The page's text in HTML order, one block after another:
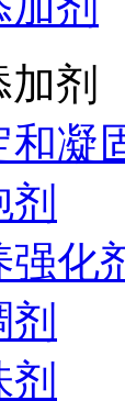
剂
和凝
化